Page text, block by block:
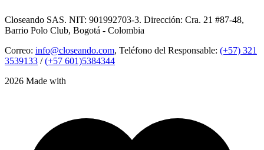
Closeando SAS. NIT: 901992703-3. Dirección: Cra. 21 #87-48,
Barrio Polo Club, Bogotá - Colombia
Correo: info@closeando.com, Teléfono del Responsable: (+57) 321
3539133 /(+57 601)5384344
2026 Made with